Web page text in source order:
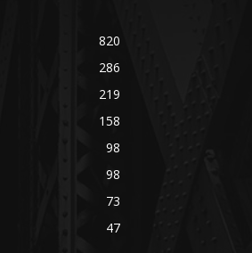
820
286
219
158
98
98
73
47